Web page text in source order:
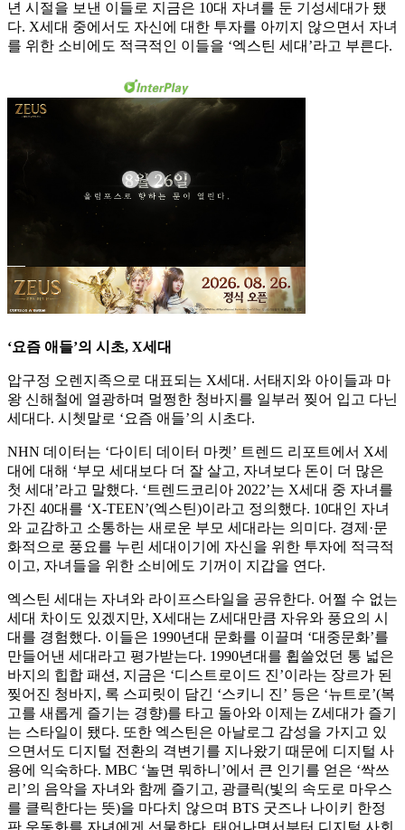
년 시절을 보낸 이들로 지금은 10대 자녀를 둔 기성세대가 됐
다. X세대 중에서도 자신에 대한 투자를 아끼지 않으면서 자녀
를 위한 소비에도 적극적인 이들을 ‘엑스틴 세대’라고 부른다.
‘요즘 애들’의 시초, X세대
압구정 오렌지족으로 대표되는 X세대. 서태지와 아이들과 마
왕 신해철에 열광하며 멀쩡한 청바지를 일부러 찢어 입고 다닌
세대다. 시쳇말로 ‘요즘 애들’의 시초다.
NHN 데이터는 ‘다이티 데이터 마켓’ 트렌드 리포트에서 X세
대에 대해 ‘부모 세대보다 더 잘 살고, 자녀보다 돈이 더 많은
첫 세대’라고 말했다. ‘트렌드코리아 2022’는 X세대 중 자녀를
가진 40대를 ‘X-TEEN’(엑스틴)이라고 정의했다. 10대인 자녀
와 교감하고 소통하는 새로운 부모 세대라는 의미다. 경제·문
화적으로 풍요를 누린 세대이기에 자신을 위한 투자에 적극적
이고, 자녀들을 위한 소비에도 기꺼이 지갑을 연다.
엑스틴 세대는 자녀와 라이프스타일을 공유한다. 어쩔 수 없는
세대 차이도 있겠지만, X세대는 Z세대만큼 자유와 풍요의 시
대를 경험했다. 이들은 1990년대 문화를 이끌며 ‘대중문화’를
만들어낸 세대라고 평가받는다. 1990년대를 휩쓸었던 통 넓은
바지의 힙합 패션, 지금은 ‘디스트로이드 진’이라는 장르가 된
찢어진 청바지, 록 스피릿이 담긴 ‘스키니 진’ 등은 ‘뉴트로’(복
고를 새롭게 즐기는 경향)를 타고 돌아와 이제는 Z세대가 즐기
는 스타일이 됐다. 또한 엑스틴은 아날로그 감성을 가지고 있
으면서도 디지털 전환의 격변기를 지나왔기 때문에 디지털 사
용에 익숙하다. MBC ‘놀면 뭐하니’에서 큰 인기를 얻은 ‘싹쓰
리’의 음악을 자녀와 함께 즐기고, 광클릭(빛의 속도로 마우스
를 클릭한다는 뜻)을 마다치 않으며 BTS 굿즈나 나이키 한정